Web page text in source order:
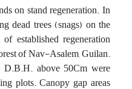
on stand regeneration. In
dead trees (snags) on the
established regeneration
of Nav-Asalem, Guilan.
above 50Cm were
plots. Canopy gap areas